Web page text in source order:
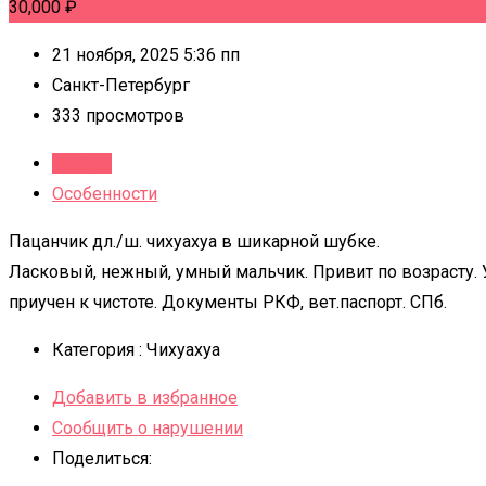
30,000 ₽
21 ноября, 2025 5:36 пп
Санкт-Петербург
333 просмотров
Особенности
Пацанчик дл./ш. чихуахуа в шикарной шубке.
Ласковый, нежный, умный мальчик. Привит по возрасту.
приучен к чистоте. Документы РКФ, вет.паспорт. СПб.
Категория : Чихуахуа
Добавить в избранное
Сообщить о нарушении
Поделиться: